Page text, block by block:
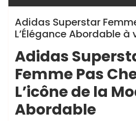
Adidas Superstar
L’Élégance Abordable à
Adidas
Femme Pas
L’icône de la
Abordable